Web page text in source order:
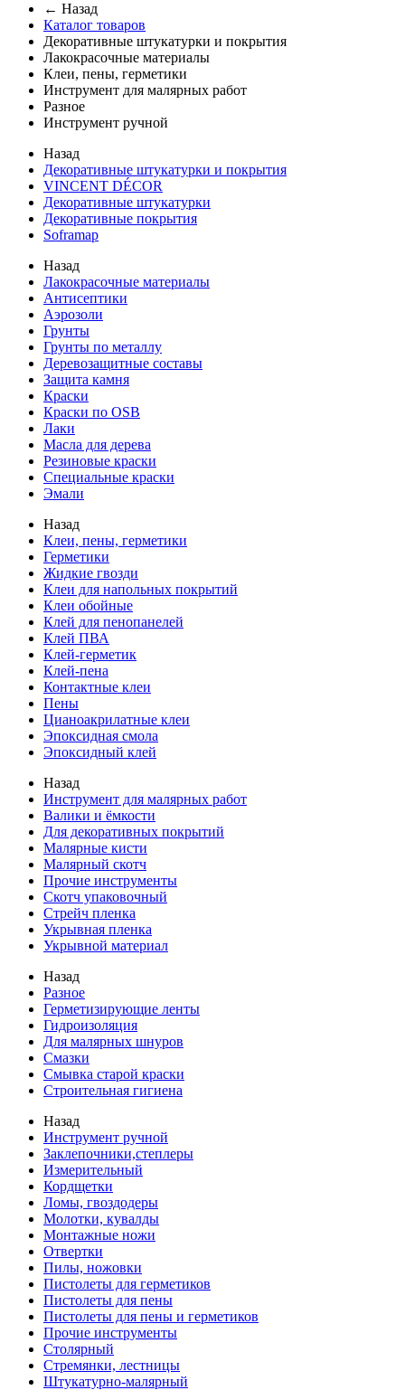
← Назад
Каталог товаров
Декоративные штукатурки и покрытия
Лакокрасочные материалы
Клеи, пены, герметики
Инструмент для малярных работ
Разное
Инструмент ручной
Назад
Декоративные штукатурки и покрытия
VINCENT DÉCOR
Декоративные штукатурки
Декоративные покрытия
Soframap
Назад
Лакокрасочные материалы
Антисептики
Аэрозоли
Грунты
Грунты по металлу
Деревозащитные составы
Защита камня
Краски
Краски по OSB
Лаки
Масла для дерева
Резиновые краски
Специальные краски
Эмали
Назад
Клеи, пены, герметики
Герметики
Жидкие гвозди
Клеи для напольных покрытий
Клеи обойные
Клей для пенопанелей
Клей ПВА
Клей-герметик
Клей-пена
Контактные клеи
Пены
Цианоакрилатные клеи
Эпоксидная смола
Эпоксидный клей
Назад
Инструмент для малярных работ
Валики и ёмкости
Для декоративных покрытий
Малярные кисти
Малярный скотч
Прочие инструменты
Скотч упаковочный
Стрейч пленка
Укрывная пленка
Укрывной материал
Назад
Разное
Герметизирующие ленты
Гидроизоляция
Для малярных шнуров
Смазки
Смывка старой краски
Строительная гигиена
Назад
Инструмент ручной
Заклепочники,степлеры
Измерительный
Кордщетки
Ломы, гвоздодеры
Молотки, кувалды
Монтажные ножи
Отвертки
Пилы, ножовки
Пистолеты для герметиков
Пистолеты для пены
Пистолеты для пены и герметиков
Прочие инструменты
Столярный
Стремянки, лестницы
Штукатурно-малярный